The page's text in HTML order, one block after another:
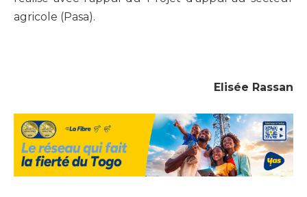
agricole (Pasa).
Elisée Rassan